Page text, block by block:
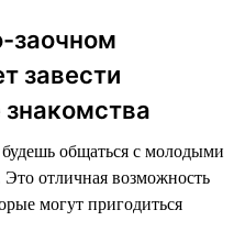
заочном
завести
общаться с молодыми
отличная возможность
могут пригодиться